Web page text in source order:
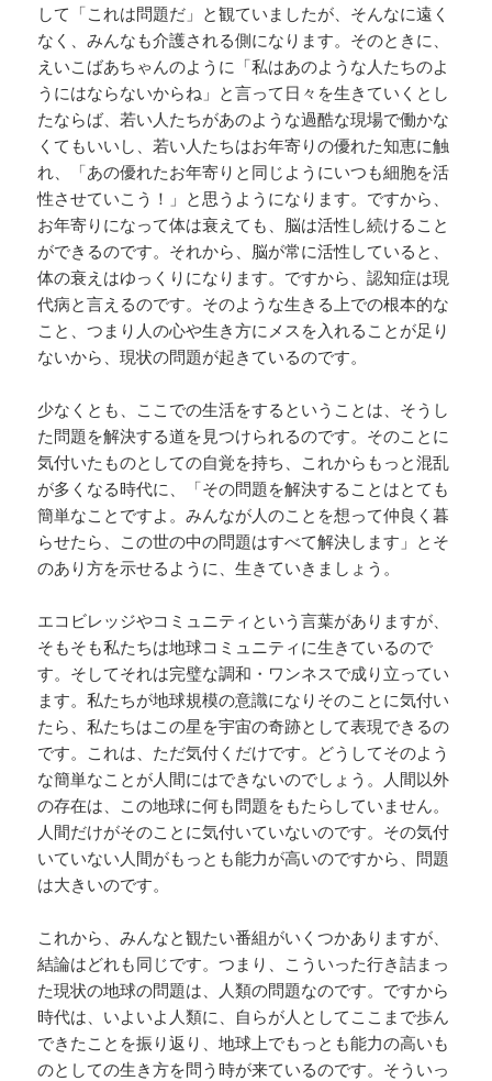
して「これは問題だ」と観ていましたが、そんなに遠く
なく、みんなも介護される側になります。そのときに、
えいこばあちゃんのように「私はあのような人たちのよ
うにはならないからね」と言って日々を生きていくとし
たならば、若い人たちがあのような過酷な現場で働かな
くてもいいし、若い人たちはお年寄りの優れた知恵に触
れ、「あの優れたお年寄りと同じようにいつも細胞を活
性させていこう！」と思うようになります。ですから、
お年寄りになって体は衰えても、脳は活性し続けること
ができるのです。それから、脳が常に活性していると、
体の衰えはゆっくりになります。ですから、認知症は現
代病と言えるのです。そのような生きる上での根本的な
こと、つまり人の心や生き方にメスを入れることが足り
ないから、現状の問題が起きているのです。
少なくとも、ここでの生活をするということは、そうし
た問題を解決する道を見つけられるのです。そのことに
気付いたものとしての自覚を持ち、これからもっと混乱
が多くなる時代に、「その問題を解決することはとても
簡単なことですよ。みんなが人のことを想って仲良く暮
らせたら、この世の中の問題はすべて解決します」とそ
のあり方を示せるように、生きていきましょう。
エコビレッジやコミュニティという言葉がありますが、
そもそも私たちは地球コミュニティに生きているので
す。そしてそれは完璧な調和・ワンネスで成り立ってい
ます。私たちが地球規模の意識になりそのことに気付い
たら、私たちはこの星を宇宙の奇跡として表現できるの
です。これは、ただ気付くだけです。どうしてそのよう
な簡単なことが人間にはできないのでしょう。人間以外
の存在は、この地球に何も問題をもたらしていません。
人間だけがそのことに気付いていないのです。その気付
いていない人間がもっとも能力が高いのですから、問題
は大きいのです。
これから、みんなと観たい番組がいくつかありますが、
結論はどれも同じです。つまり、こういった行き詰まっ
た現状の地球の問題は、人類の問題なのです。ですから
時代は、いよいよ人類に、自らが人としてここまで歩ん
できたことを振り返り、地球上でもっとも能力の高いも
のとしての生き方を問う時が来ているのです。そういっ